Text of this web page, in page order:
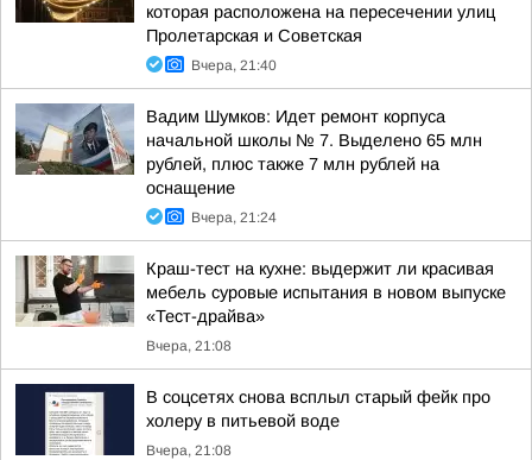
которая расположена на пересечении улиц
Пролетарская и Советская
Вчера, 21:40
Вадим Шумков: Идет ремонт корпуса
начальной школы № 7. Выделено 65 млн
рублей, плюс также 7 млн рублей на
оснащение
Вчера, 21:24
Краш-тест на кухне: выдержит ли красивая
мебель суровые испытания в новом выпуске
«Тест-драйва»
Вчера, 21:08
В соцсетях снова всплыл старый фейк про
холеру в питьевой воде
Вчера, 21:08